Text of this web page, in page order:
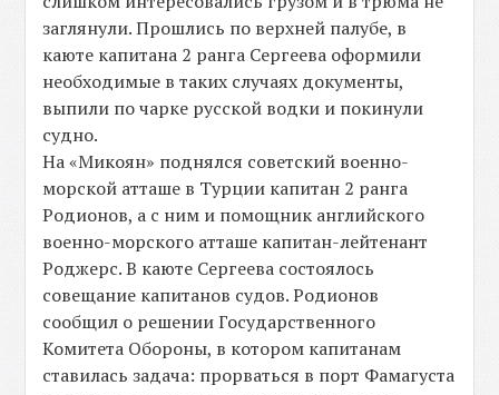
заглянули. Прошлись по верхней палубе, в
каюте капитана 2 ранга Сергеева оформили
необходимые в таких случаях документы,
выпили по чарке русской водки и покинули
судно.
На «Микоян» поднялся советский военно-
морской атташе в Турции капитан 2 ранга
Родионов, а с ним и помощник английского
военно-морского атташе капитан-лейтенант
Роджерс. В каюте Сергеева состоялось
совещание капитанов судов. Родионов
сообщил о решении Государственного
Комитета Обороны, в котором капитанам
ставилась задача: прорваться в порт Фамагуста